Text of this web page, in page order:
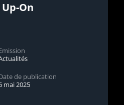
On
de publication
mai 2025